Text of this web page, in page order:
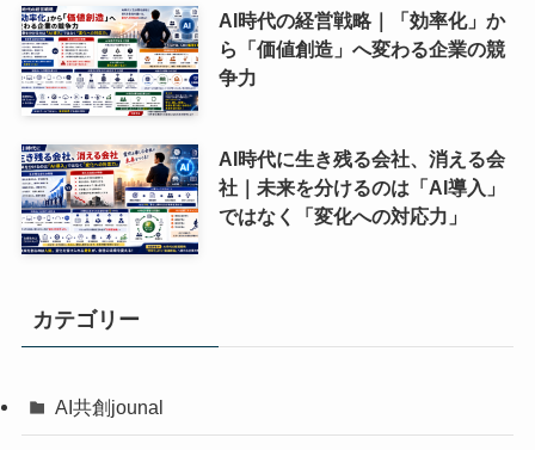
AI時代の経営戦略｜「効率化」か
ら「価値創造」へ変わる企業の競
争力
AI時代に生き残る会社、消える会
社｜未来を分けるのは「AI導入」
ではなく「変化への対応力」
カテゴリー
AI共創jounal